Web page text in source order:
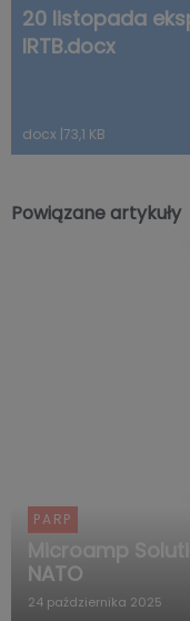
20 listopada
IRTB.docx
docx |73,1 KB
Powiązane artykuły
PARP
Microamp
NATO
24 października 2025